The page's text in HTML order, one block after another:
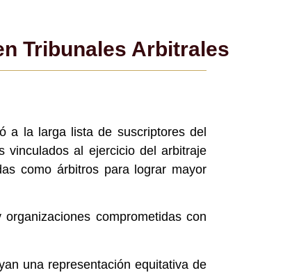
Tribunales Arbitrales
a la larga lista de suscriptores del
vinculados al ejercicio del arbitraje
como árbitros para lograr mayor
comprometidas con
una representación equitativa de